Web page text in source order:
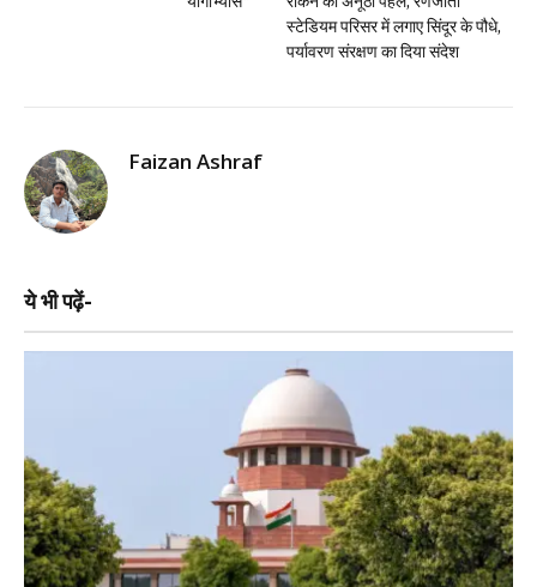
स्टेडियम परिसर में लगाए सिंदूर के पौधे,
पर्यावरण संरक्षण का दिया संदेश
Faizan Ashraf
ये भी पढ़ें-